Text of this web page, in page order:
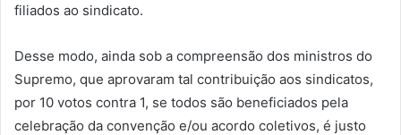
filiados ao sindicato.
Desse modo, ainda sob a compreensão dos ministros do
Supremo, que aprovaram tal contribuição aos sindicatos,
por 10 votos contra 1, se todos são beneficiados pela
celebração da convenção e/ou acordo coletivos, é justo